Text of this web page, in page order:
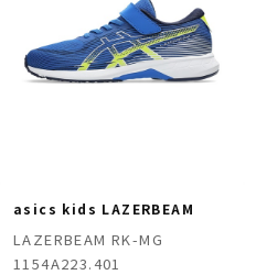
asics kids LAZERBEAM
LAZERBEAM RK-MG
1154A223.401